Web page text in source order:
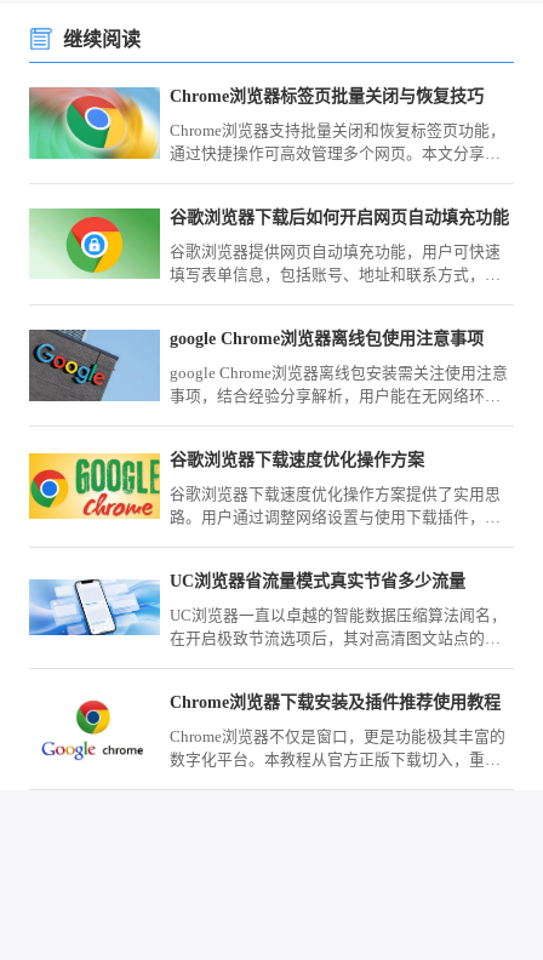
继续阅读
Chrome浏览器标签页批量关闭与恢复技巧
Chrome浏览器支持批量关闭和恢复标签页功能，
通过快捷操作可高效管理多个网页。本文分享实
谷歌浏览器下载后如何开启网页自动填充功能
谷歌浏览器提供网页自动填充功能，用户可快速
填写表单信息，包括账号、地址和联系方式，提
google Chrome浏览器离线包使用注意事项
google Chrome浏览器离线包安装需关注使用注意
事项，结合经验分享解析，用户能在无网络环境
谷歌浏览器下载速度优化操作方案
谷歌浏览器下载速度优化操作方案提供了实用思
路。用户通过调整网络设置与使用下载插件，可
UC浏览器省流量模式真实节省多少流量
UC浏览器一直以卓越的智能数据压缩算法闻名，
在开启极致节流选项后，其对高清图文站点的压
优化差值与视觉劣化程度，彻底打消月底套餐告
急的顾虑。
Chrome浏览器下载安装及插件推荐使用教程
Chrome浏览器不仅是窗口，更是功能极其丰富的
数字化平台。本教程从官方正版下载切入，重点